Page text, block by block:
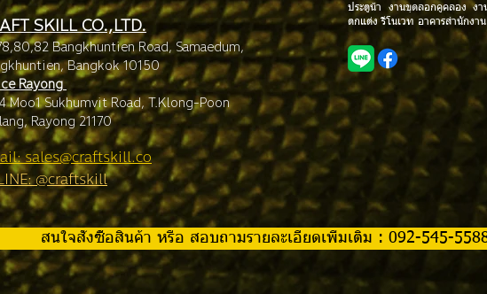
SKILL CO.,LTD.
Bangkhuntien Road, Samaedum,
Bangkok 10150
Rayong
Moo1 Sukhumvit Road, T.Klong-Poon
Rayong 21170
sales@craftskill.co
@craftskill
ประตูน้ำ งานขุดลอกคูคลอง งา
ตกแต่ง รีโนเวท อาคารสำนักงา
สนใจสั่งซื้อสินค้า หรือ สอบถามรายละเอียดเพิ่มเติม : 092-545-